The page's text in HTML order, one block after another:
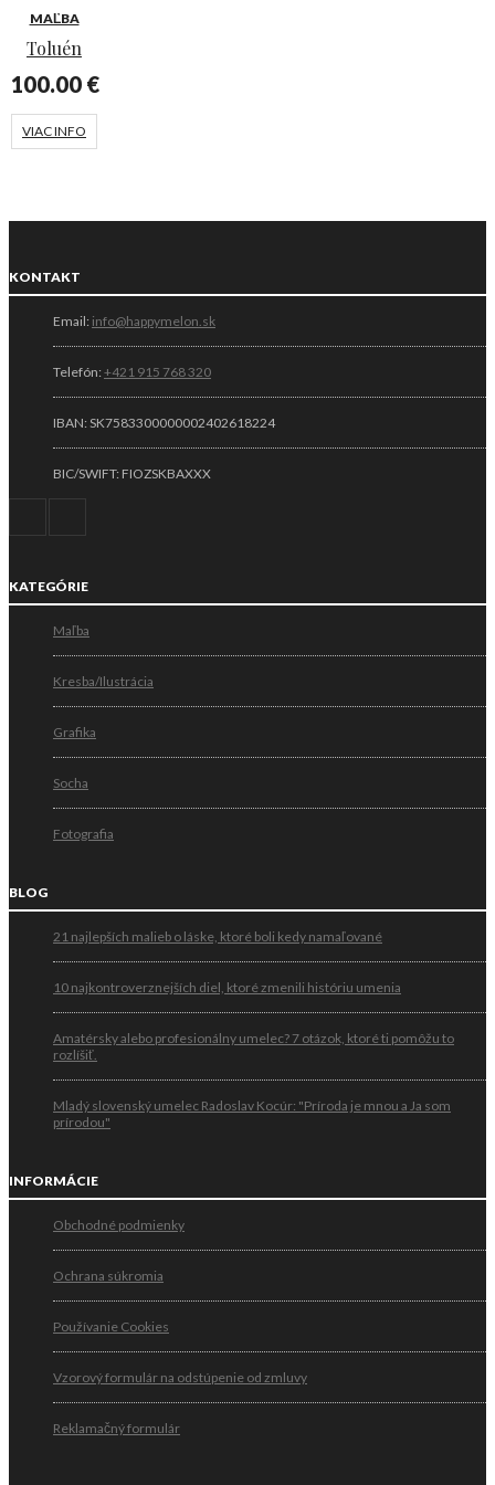
MAĽBA
Toluén
100.00 €
VIAC INFO
KONTAKT
Email: info@happymelon.sk
Telefón: +421 915 768 320
IBAN: SK7583300000002402618224
BIC/SWIFT: FIOZSKBAXXX
KATEGÓRIE
Maľba
Kresba/Ilustrácia
Grafika
Socha
Fotografia
BLOG
21 najlepších malieb o láske, ktoré boli kedy namaľované
10 najkontroverznejších diel, ktoré zmenili históriu umenia
Amatérsky alebo profesionálny umelec? 7 otázok, ktoré ti pomôžu to
rozlíšiť.
Mladý slovenský umelec Radoslav Kocúr: "Príroda je mnou a Ja som
prírodou"
INFORMÁCIE
Obchodné podmienky
Ochrana súkromia
Používanie Cookies
Vzorový formulár na odstúpenie od zmluvy
Reklamačný formulár